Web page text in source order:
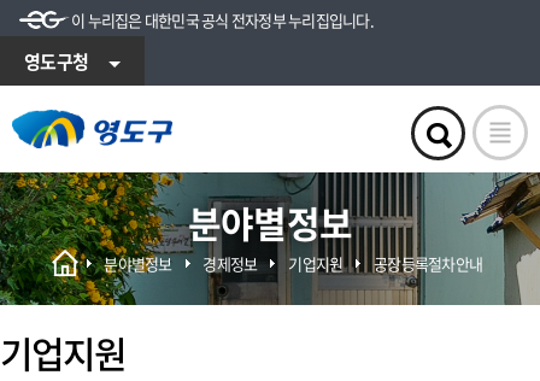
이 누리집은 대한민국 공식 전자정부 누리집입니다.
영도구청
분야별정보
분야별정보 경제정보 기업지원 공장등록절차안내
기업지원